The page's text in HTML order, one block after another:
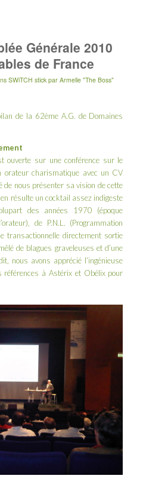
Générale 2010
de France
SWiTCH stick par Armelle "The Boss"
de la 62ème A.G. de Domaines
ouverte sur une conférence sur le
orateur charismatique avec un CV
de nous présenter sa vision de cette
résulte un cocktail assez indigeste
des années 1970 (époque
de P.N.L. (Programmation
transactionnelle directement sortie
de blagues graveleuses et d’une
nous avons apprécié l’ingénieuse
références à Astérix et Obélix pour